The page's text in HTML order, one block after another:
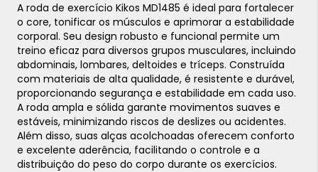
A roda de exercício Kikos MD1485 é ideal para fortalecer
o core, tonificar os músculos e aprimorar a estabilidade
corporal. Seu design robusto e funcional permite um
treino eficaz para diversos grupos musculares, incluindo
abdominais, lombares, deltoides e tríceps. Construída
com materiais de alta qualidade, é resistente e durável,
proporcionando segurança e estabilidade em cada uso.
A roda ampla e sólida garante movimentos suaves e
estáveis, minimizando riscos de deslizes ou acidentes.
Além disso, suas alças acolchoadas oferecem conforto
e excelente aderência, facilitando o controle e a
distribuição do peso do corpo durante os exercícios.